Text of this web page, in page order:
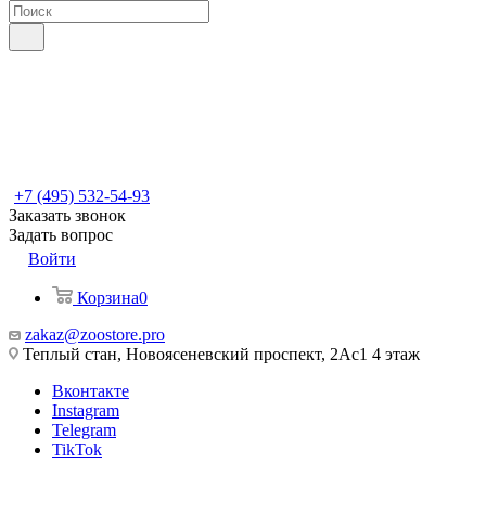
+7 (495) 532-54-93
Заказать звонок
Задать вопрос
Войти
Корзина0
zakaz@zoostore.pro
Теплый стан, Новоясеневский проспект, 2Ас1 4 этаж
Вконтакте
Instagram
Telegram
TikTok